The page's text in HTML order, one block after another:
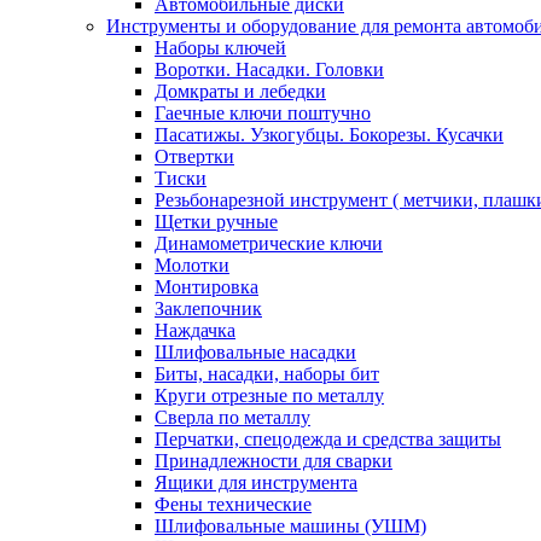
Автомобильные диски
Инструменты и оборудование для ремонта
Наборы ключей
Воротки. Насадки. Головки
Домкраты и лебедки
Гаечные ключи поштучно
Пасатижы. Узкогубцы. Бокорезы. Кусачки
Отвертки
Тиски
Резьбонарезной инструмент ( метчики,
Щетки ручные
Динамометрические ключи
Молотки
Монтировка
Заклепочник
Наждачка
Шлифовальные насадки
Биты, насадки, наборы бит
Круги отрезные по металлу
Сверла по металлу
Перчатки, спецодежда и средства защиты
Принадлежности для сварки
Ящики для инструмента
Фены технические
Шлифовальные машины (УШМ)